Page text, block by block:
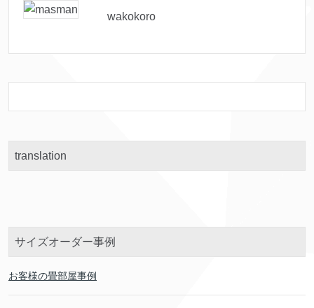
wakokoro
translation
サイズオーダー事例
お客様の畳部屋事例